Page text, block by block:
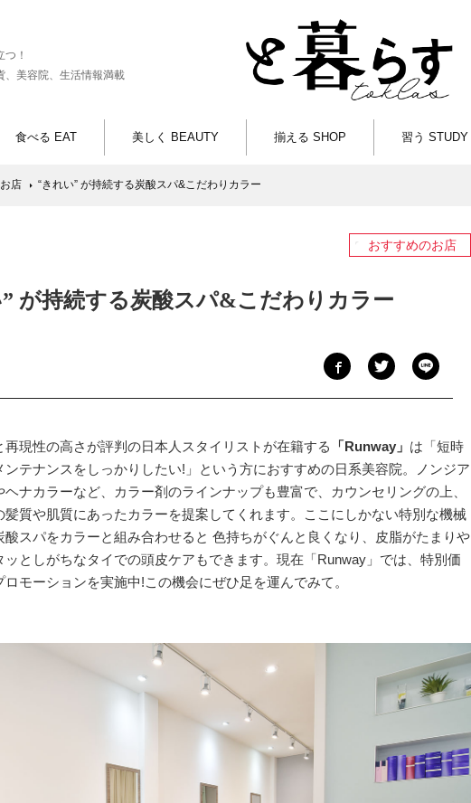
！
、美容院、生活情報満載
食べる EAT 美しく BEAUTY 揃える SHOP 習う STUDY
店 “きれい” が持続する炭酸スパ&こだわりカラー
おすすめのお店
が持続する炭酸スパ&こだわりカラー
再現性の高さが評判の日本人スタイリストが在籍する 「Runway」 は「短時
ンテナンスをしっかりしたい!」という方におすすめの日系美容院。ノンジア
ヘナカラーなど、カラー剤のラインナップも豊富で、カウンセリングの上、
髪質や肌質にあったカラーを提案してくれます。ここにしかない特別な機械
酸スパをカラーと組み合わせると 色持ちがぐんと良くなり、皮脂がたまりや
ッとしがちなタイでの頭皮ケアもできます。現在「Runway」では、特別価
モーションを実施中!この機会にぜひ足を運んでみて。